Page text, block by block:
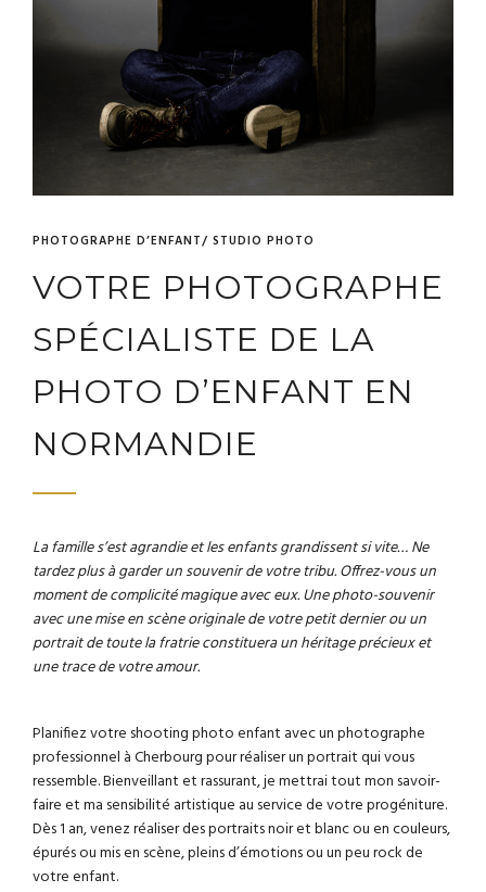
PHOTOGRAPHE D’ENFANT/ STUDIO PHOTO
VOTRE PHOTOGRAPHE
SPÉCIALISTE DE LA
PHOTO D’ENFANT EN
NORMANDIE
La famille s’est agrandie et les enfants grandissent si vite… Ne
tardez plus à garder un souvenir de votre tribu. Offrez-vous un
moment de complicité magique avec eux. Une photo-souvenir
avec une mise en scène originale de votre petit dernier ou un
portrait de toute la fratrie constituera un héritage précieux et
une trace de votre amour.
Planifiez votre shooting photo enfant avec un photographe
professionnel à Cherbourg pour réaliser un portrait qui vous
ressemble. Bienveillant et rassurant, je mettrai tout mon savoir-
faire et ma sensibilité artistique au service de votre progéniture.
Dès 1 an, venez réaliser des portraits noir et blanc ou en couleurs,
épurés ou mis en scène, pleins d’émotions ou un peu rock de
votre enfant.